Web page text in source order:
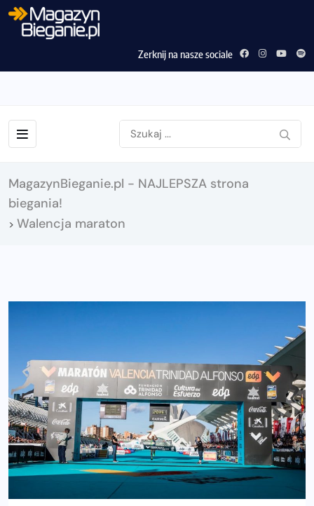
Zerknij na nasze sociale
MagazynBieganie.pl - NAJLEPSZA strona
biegania!
> Walencja maraton